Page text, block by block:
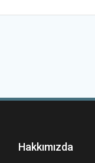
Hakkımızda